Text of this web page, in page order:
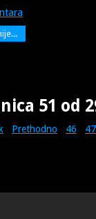
51 od
Prethodno 46 47